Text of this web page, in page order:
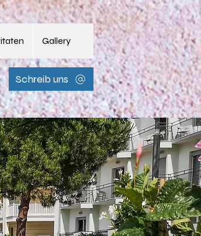
Gallery
Schreib uns